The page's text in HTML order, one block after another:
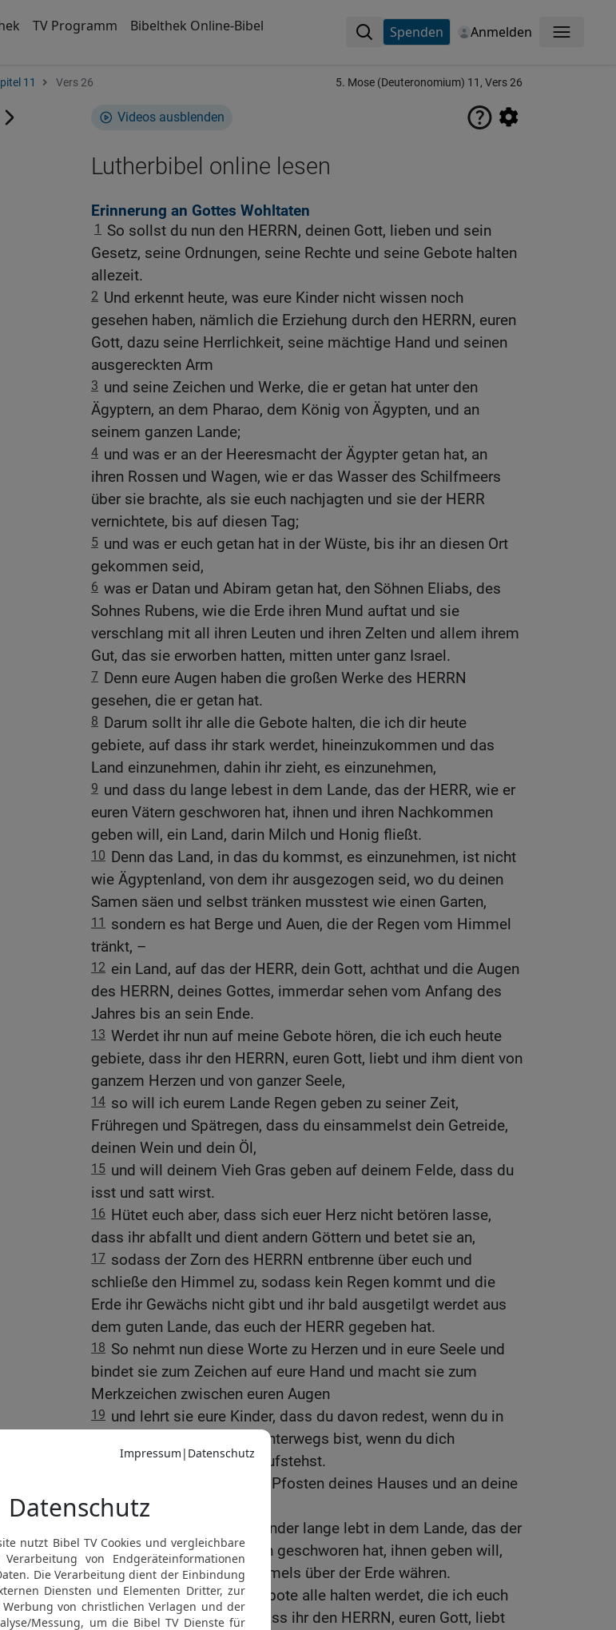
TV Programm Bibelthek Online-Bibel Spenden Anmelden Menü
11 Vers 26 5. Mose (Deuteronomium) 11, Vers 26
Videos ausblenden
Lutherbibel online lesen
Erinnerung an Gottes Wohltaten
1
So sollst du nun den HERRN, deinen Gott, lieben und sein
Gesetz, seine Ordnungen, seine Rechte und seine Gebote halten
allezeit.
2 Und erkennt heute, was eure Kinder nicht wissen noch
gesehen haben, nämlich die Erziehung durch den HERRN, euren
Gott, dazu seine Herrlichkeit, seine mächtige Hand und seinen
ausgereckten Arm
3 und seine Zeichen und Werke, die er getan hat unter den
Ägyptern, an dem Pharao, dem König von Ägypten, und an
seinem ganzen Lande;
4 und was er an der Heeresmacht der Ägypter getan hat, an
ihren Rossen und Wagen, wie er das Wasser des Schilfmeers
über sie brachte, als sie euch nachjagten und sie der HERR
vernichtete, bis auf diesen Tag;
5 und was er euch getan hat in der Wüste, bis ihr an diesen Ort
gekommen seid,
6 was er Datan und Abiram getan hat, den Söhnen Eliabs, des
Sohnes Rubens, wie die Erde ihren Mund auftat und sie
verschlang mit all ihren Leuten und ihren Zelten und allem ihrem
Gut, das sie erworben hatten, mitten unter ganz Israel.
7 Denn eure Augen haben die großen Werke des HERRN
gesehen, die er getan hat.
8 Darum sollt ihr alle die Gebote halten, die ich dir heute
gebiete, auf dass ihr stark werdet, hineinzukommen und das
Land einzunehmen, dahin ihr zieht, es einzunehmen,
9 und dass du lange lebest in dem Lande, das der HERR, wie er
euren Vätern geschworen hat, ihnen und ihren Nachkommen
geben will, ein Land, darin Milch und Honig fließt.
10 Denn das Land, in das du kommst, es einzunehmen, ist nicht
wie Ägyptenland, von dem ihr ausgezogen seid, wo du deinen
Samen säen und selbst tränken musstest wie einen Garten,
11
sondern es hat Berge und Auen, die der Regen vom Himmel
tränkt, –
12 ein Land, auf das der HERR, dein Gott, achthat und die Augen
des HERRN, deines Gottes, immerdar sehen vom Anfang des
Jahres bis an sein Ende.
13 Werdet ihr nun auf meine Gebote hören, die ich euch heute
gebiete, dass ihr den HERRN, euren Gott, liebt und ihm dient von
ganzem Herzen und von ganzer Seele,
14 so will ich eurem Lande Regen geben zu seiner Zeit,
Frühregen und Spätregen, dass du einsammelst dein Getreide,
deinen Wein und dein Öl,
15 und will deinem Vieh Gras geben auf deinem Felde, dass du
isst und satt wirst.
16 Hütet euch aber, dass sich euer Herz nicht betören lasse,
dass ihr abfallt und dient andern Göttern und betet sie an,
17 sodass der Zorn des HERRN entbrenne über euch und
schließe den Himmel zu, sodass kein Regen kommt und die
Erde ihr Gewächs nicht gibt und ihr bald ausgetilgt werdet aus
dem guten Lande, das euch der HERR gegeben hat.
18 So nehmt nun diese Worte zu Herzen und in eure Seele und
bindet sie zum Zeichen auf eure Hand und macht sie zum
Merkzeichen zwischen euren Augen
19 und lehrt sie eure Kinder, dass du davon redest, wenn du in
deinem Hause sitzt oder unterwegs bist, wenn du dich
niederlegst und wenn du aufstehst.
Und schreibe sie an die Pfosten deines Hauses und an deine
Tore,
auf dass ihr und eure Kinder lange lebt in dem Lande, das der
HERR, wie er deinen Vätern geschworen hat, ihnen geben will,
solange die Tage des Himmels über der Erde währen.
22 Denn wenn ihr diese Gebote alle halten werdet, die ich euch
gebiete, und danach tut, dass ihr den HERRN, euren Gott, liebt